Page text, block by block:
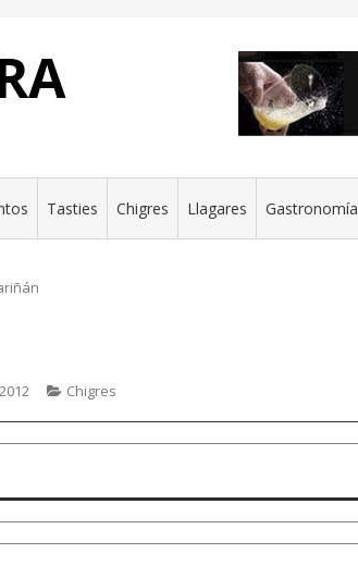
Tasties Chigres Llagares Gastronomía
Chigres